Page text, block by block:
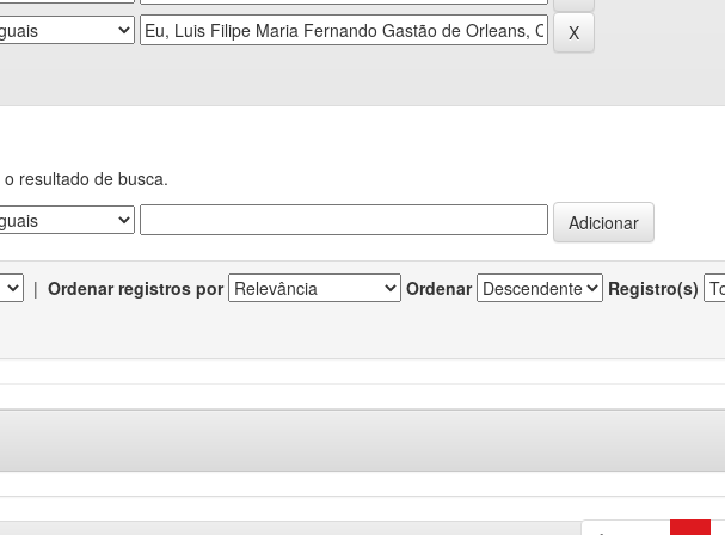
resultado de busca.
| Ordenar registros por Ordenar Registro(s)